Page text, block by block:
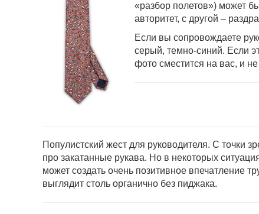
«разбор полетов») может
авторитет, с другой –
Если вы сопровождаете
серый, темно-синий. Если
фото сме­стится на вас, и
Популистский жест для руководи­теля. С точки
про закатанные рукава. Но в некото­рых
может создать очень позитивное впечатление
выглядит столь орга­нично без пиджака.